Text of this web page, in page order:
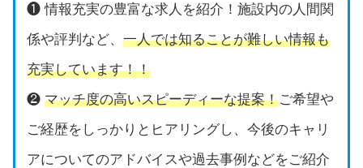
❶ 情報充実の豊富な求人を紹介！施設内の人間関
係や評判など、 一人では知ることが難しい情報も
充実しています！！
❷ マッチ度の高いスピーディーな提案！ご希望や
ご経歴をしっかりとヒアリングし、今後のキャリ
アについてのアドバイスや過去事例などをご紹介